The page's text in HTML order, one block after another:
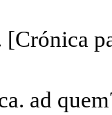
[Crónica
ad